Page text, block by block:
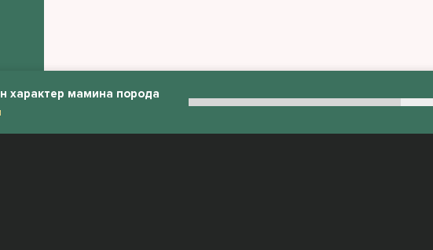
характер мамина порода